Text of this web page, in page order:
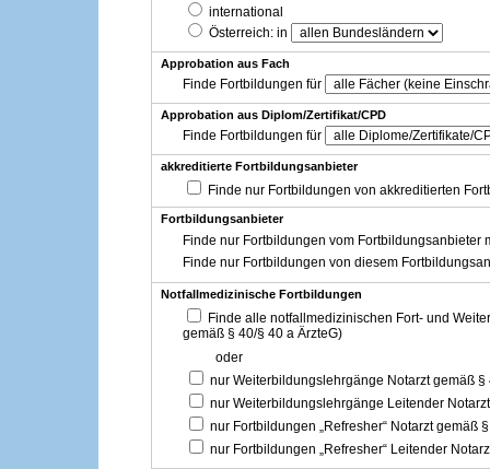
international
Österreich: in
Approbation aus Fach
Finde Fortbildungen für
Approbation aus Diplom/Zertifikat/CPD
Finde Fortbildungen für
akkreditierte Fortbildungsanbieter
Finde nur Fortbildungen von akkreditierten
Fortbildungsanbieter
Finde nur Fortbildungen vom Fortbildungsanbieter
Finde nur Fortbildungen von diesem
Notfallmedizinische Fortbildungen
Finde alle notfallmedizinischen Fort- und
gemäß § 40/§ 40 a ÄrzteG)
oder
nur Weiterbildungslehrgänge Notarzt gemäß §
nur Weiterbildungslehrgänge Leitender
nur Fortbildungen „Refresher“ Notarzt gemäß
nur Fortbildungen „Refresher“ Leitender